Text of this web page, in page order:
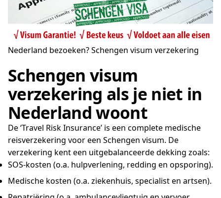
Nederland bezoeken? Schengen visum verzekering
Schengen visum
verzekering als je niet in
Nederland woont
De ‘Travel Risk Insurance’ is een complete medische
reisverzekering voor een Schengen visum. De
verzekering kent een uitgebalanceerde dekking zoals:
SOS-kosten (o.a. hulpverlening, redding en opsporing).
Medische kosten (o.a. ziekenhuis, specialist en artsen).